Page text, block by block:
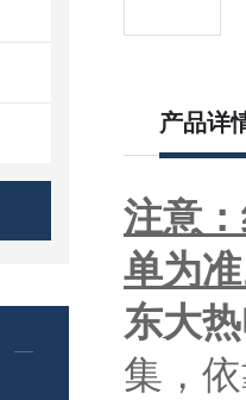
产品详
注意
单为
东大
集，